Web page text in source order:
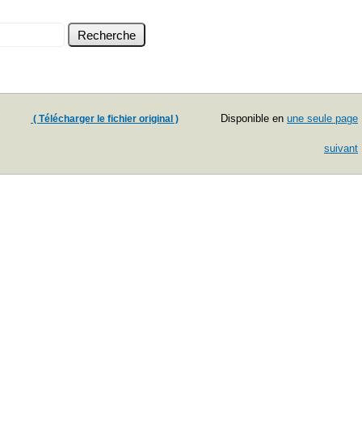
( Télécharger le fichier original ) Disponible en une seule page
suivant